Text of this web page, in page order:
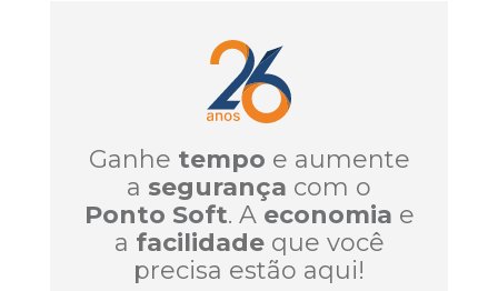
Ganhe tempo e aumente
a segurança com o
Ponto Soft. A economia e
a facilidadeque você
precisa estão aqui!